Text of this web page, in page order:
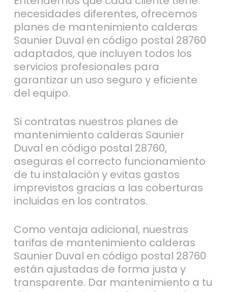
necesidades diferentes, ofrecemos
planes de mantenimiento calderas
Saunier Duval en código postal 28760
adaptados, que incluyen todos los
servicios profesionales para
garantizar un uso seguro y eficiente
del equipo.
Si contratas nuestros planes de
mantenimiento calderas Saunier
Duval en código postal 28760,
aseguras el correcto funcionamiento
de tu instalación y evitas gastos
imprevistos gracias a las coberturas
incluidas en los contratos.
Como ventaja adicional, nuestras
tarifas de mantenimiento calderas
Saunier Duval en código postal 28760
están ajustadas de forma justa y
transparente. Dar mantenimiento a tu